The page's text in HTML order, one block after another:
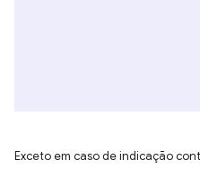
Exceto em caso de indicação